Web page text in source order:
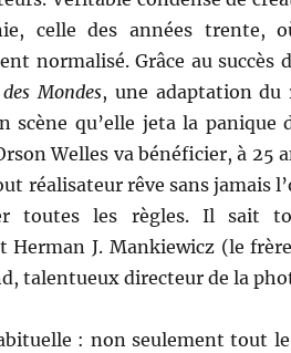
celle des années trente,
normalisé. Grâce au succès
Mondes, une adaptation du
scène qu’elle jeta la panique
Welles va bénéficier, à 25
réalisateur rêve sans jamais
toutes les règles. Il sait
J. Mankiewicz (le
talentueux directeur de la
: non seulement tout